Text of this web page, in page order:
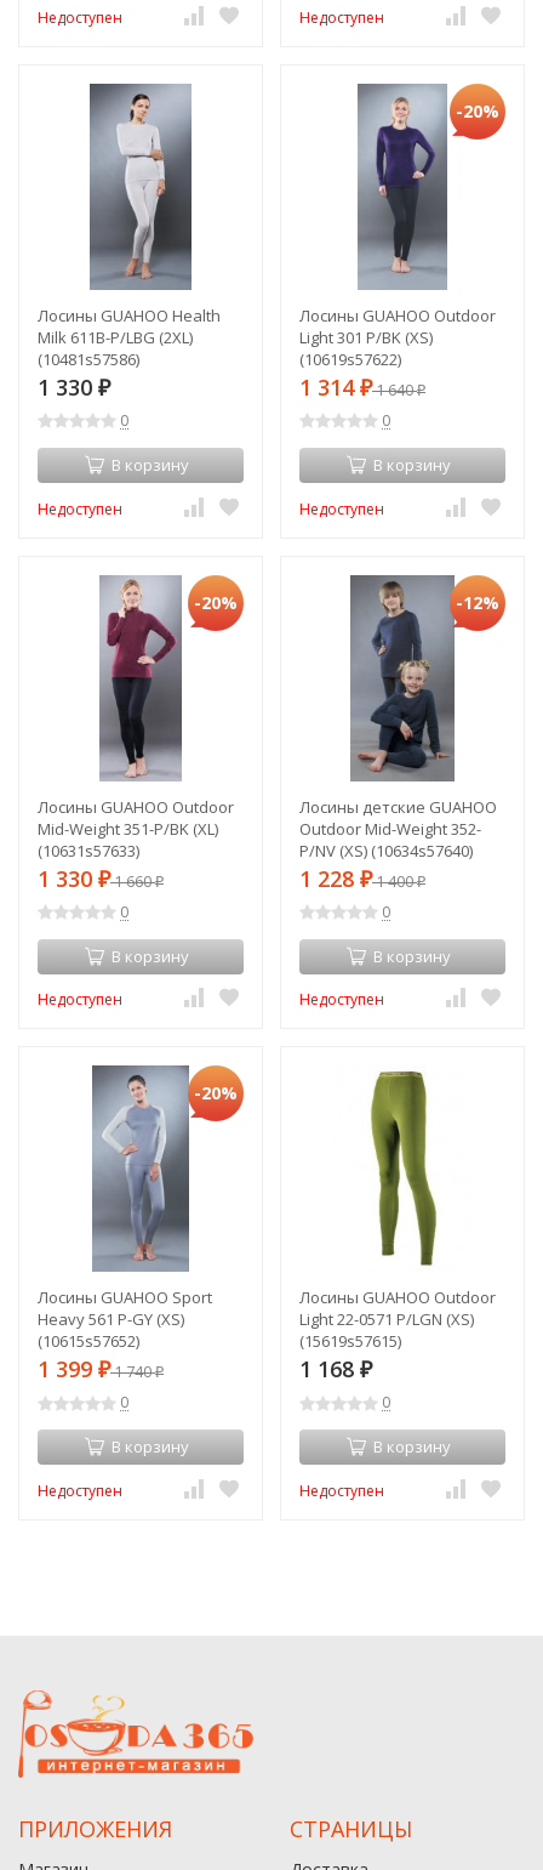
Недоступен Недоступен
Лосины GUAHOO Health
Milk 611В-P/LBG (2XL)
(10481s57586)
1 330 ₽
0
В корзину
Недоступен
-20%
Лосины GUAHOO Outdoor
Light 301 P/BK (XS)
(10619s57622)
1 314 ₽1 640₽
0
В корзину
Недоступен
-20%
Лосины GUAHOO Outdoor
Mid-Weight 351-P/BK (XL)
(10631s57633)
1 330 ₽1 660₽
0
В корзину
Недоступен
-12%
Лосины детские GUAHOO
Outdoor Mid-Weight 352-
P/NV (XS) (10634s57640)
1 228 ₽1 400₽
0
В корзину
Недоступен
-20%
Лосины GUAHOO Sport
Heavy 561 P-GY (XS)
(10615s57652)
1 399 ₽1 740₽
0
В корзину
Недоступен
Лосины GUAHOO Outdoor
Light 22-0571 P/LGN (XS)
(15619s57615)
1 168 ₽
0
В корзину
Недоступен
ПРИЛОЖЕНИЯ СТРАНИЦЫ